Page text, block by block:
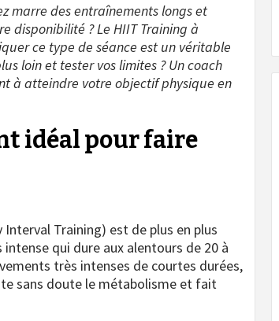
marre des entraînements longs et
disponibilité ? Le HIIT Training à
ce type de séance est un véritable
loin et tester vos limites ? Un coach
à atteindre votre objectif physique en
idéal pour faire
Training) est de plus en plus
qui dure aux alentours de 20 à
très intenses de courtes durées,
sans doute le métabolisme et fait